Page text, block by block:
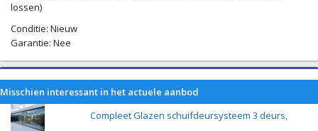
lossen)
Conditie: Nieuw
Garantie: Nee
Misschien interessant in het actuele aanbod
Compleet Glazen schuifdeursysteem 3 deurs,